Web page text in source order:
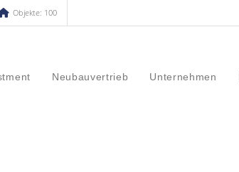
Objekte: 100
Neubauvertrieb Unternehmen